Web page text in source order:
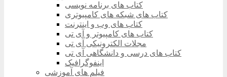
کتاب های برنامه نویسی
کتاب های شبکه های کامپیوتری
کتاب های وب و اینترنت
کتاب های کامپیوتر و آی تی
مجلات الکترونیکی آی تی
کتاب های درسی و دانشگاهی آی تی
اینفوگرافیک
فیلم های آموزشی